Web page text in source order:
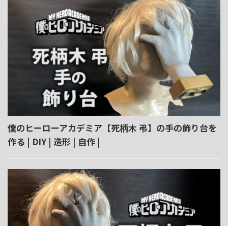
僕のヒーローアカデミア【死柄木 弔】の手の飾り台を
作る | DIY | 造形 | 自作 |